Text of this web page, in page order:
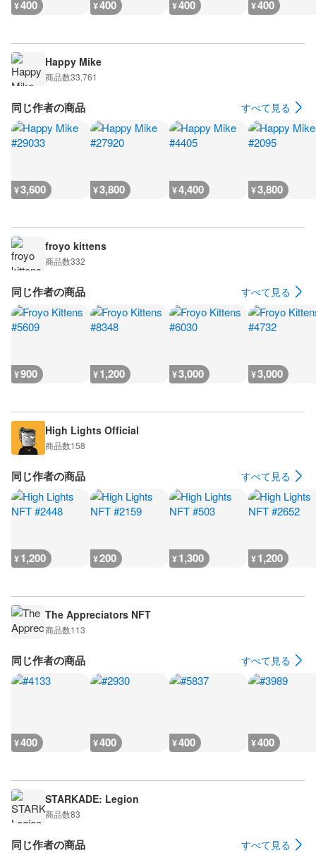
¥400 ¥400 ¥400 ¥400
Happy Mike
商品数33,761
同じ作者の商品 すべて見る
¥3,600 ¥3,800 ¥4,400 ¥3,800
froyo kittens
商品数332
同じ作者の商品 すべて見る
¥900 ¥1,200 ¥3,000 ¥3,000
High Lights Official
商品数158
同じ作者の商品 すべて見る
¥1,200 ¥200 ¥1,300 ¥1,200
The Appreciators NFT
商品数113
同じ作者の商品 すべて見る
¥400 ¥400 ¥400 ¥400
STARKADE: Legion
商品数83
同じ作者の商品 すべて見る